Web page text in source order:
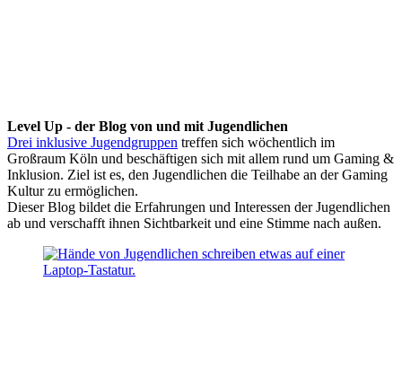
Level Up - der Blog von und mit Jugendlichen
Drei inklusive Jugendgruppen treffen sich wöchentlich im
Großraum Köln und beschäftigen sich mit allem rund um Gaming &
Inklusion. Ziel ist es, den Jugendlichen die Teilhabe an der Gaming
Kultur zu ermöglichen.
Dieser Blog bildet die Erfahrungen und Interessen der Jugendlichen
ab und verschafft ihnen Sichtbarkeit und eine Stimme nach außen.